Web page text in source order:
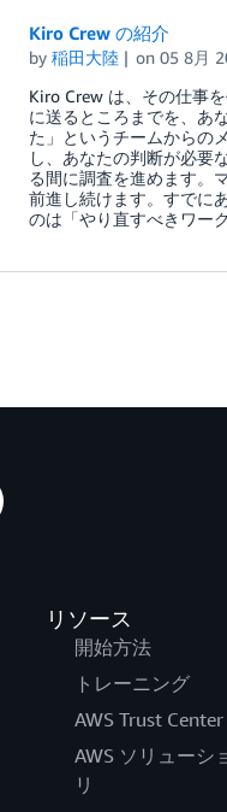
Kiro Crew の紹介
by 稲田大陸 on05 8月
Kiro Crew は、その仕事
に送るところまでを、あ
た」というチームからの
し、あなたの判断が必要
る間に調査を進めます。
前進し続けます。すでに
のは「やり直すべきワー
リソース
開始方法
トレーニング
AWS Trust Center
AWS ソリューシ
リ